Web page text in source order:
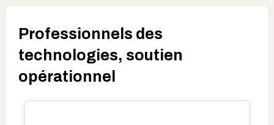
Professionnels des
technologies, soutien
opérationnel